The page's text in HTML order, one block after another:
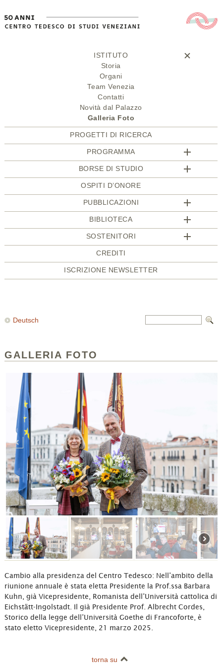
ISTITUTO
Storia
Organi
Team Venezia
Contatti
Novità dal Palazzo
Galleria Foto
PROGETTI DI RICERCA
PROGRAMMA
BORSE DI STUDIO
OSPITI D’ONORE
PUBBLICAZIONI
BIBLIOTECA
SOSTENITORI
CREDITI
ISCRIZIONE NEWSLETTER
Deutsch
GALLERIA FOTO
Cambio alla presidenza del Centro Tedesco: Nell’ambito della
riunione annuale è stata eletta Presidente la Prof.ssa Barbara
Kuhn, già Vicepresidente, Romanista dell’Università cattolica di
Eichstätt-Ingolstadt. Il già Presidente Prof. Albrecht Cordes,
Storico della legge dell’Università Goethe di Francoforte, è
stato eletto Vicepresidente, 21 marzo 2025.
torna su